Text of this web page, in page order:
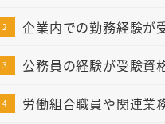
企業内での勤務経験が
公務員の経験が受験資
労働組合職員や関連業